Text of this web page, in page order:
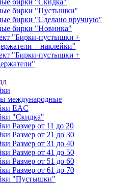
бирки "Скидка"
бирки "Пустышки"
бирки "Сделано вручную"
бирки "Новинка"
"Бирки-пустышки +
+ наклейки"
"Бирки-пустышки +
международные
EAC
"Скидка"
Размер от 11 до 20
Размер от 21 до 30
Размер от 31 до 40
Размер от 41 до 50
Размер от 51 до 60
Размер от 61 до 70
"Пустышки"